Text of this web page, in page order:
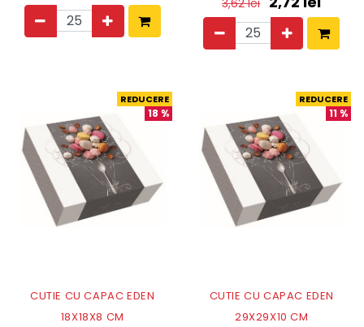
REDUCERE
18 %
CUTIE CU CAPAC EDEN
18X18X8 CM
REDUCERE
11 %
CUTIE CU CAPAC EDEN
29X29X10 CM